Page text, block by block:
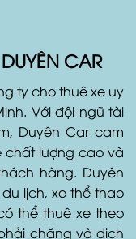
CAR
ty cho thuê xe uy
Với đội ngũ tài
Duyên Car cam
chất lượng cao và
hàng. Duyên
lịch, xe thể thao
thể thuê xe theo
chăng và dịch